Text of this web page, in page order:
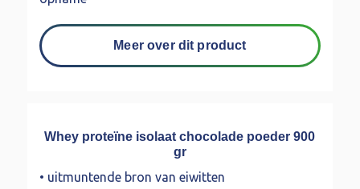
Meer over dit product
Whey proteïne isolaat chocolade poeder 900
gr
• uitmuntende bron van eiwitten